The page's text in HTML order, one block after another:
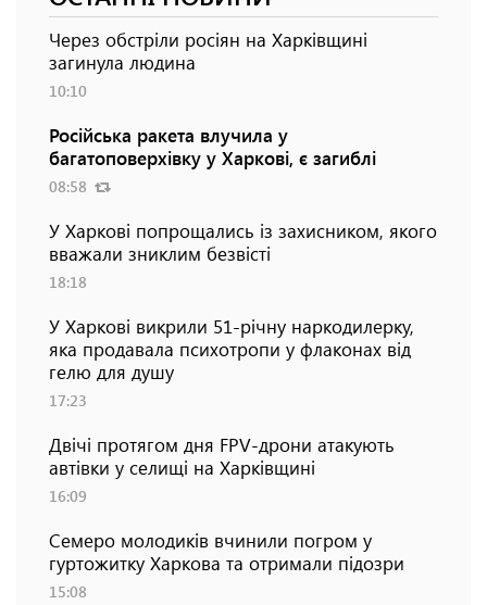
Через обстріли росіян на Харківщині
загинула людина
10:10
Російська ракета влучила у
багатоповерхівку у Харкові, є загиблі
08:58
У Харкові попрощались із захисником, якого
вважали зниклим безвісті
18:18
У Харкові викрили 51-річну наркодилерку,
яка продавала психотропи у флаконах від
гелю для душу
17:23
Двічі протягом дня FPV-дрони атакують
автівки у селищі на Харківщині
16:09
Семеро молодиків вчинили погром у
гуртожитку Харкова та отримали підозри
15:08